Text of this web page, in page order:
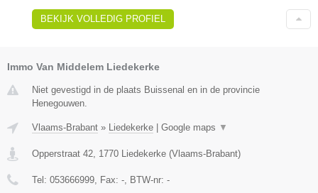
BEKIJK VOLLEDIG PROFIEL
Immo Van Middelem Liedekerke
Niet gevestigd in de plaats Buissenal en in de provincie
Henegouwen.
Vlaams-Brabant » Liedekerke Google maps ▼
Opperstraat 42 1770 Liedekerke (Vlaams-Brabant)
Tel: 053666999 , Fax: - , BTW-nr: -